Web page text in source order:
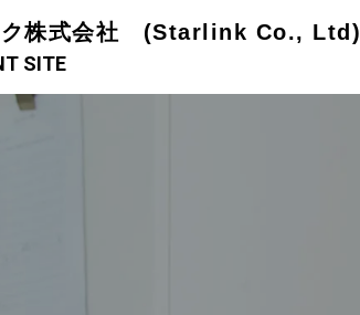
ク株式会社 (Starlink Co., Ltd)
SITE